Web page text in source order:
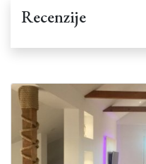
Recenzije